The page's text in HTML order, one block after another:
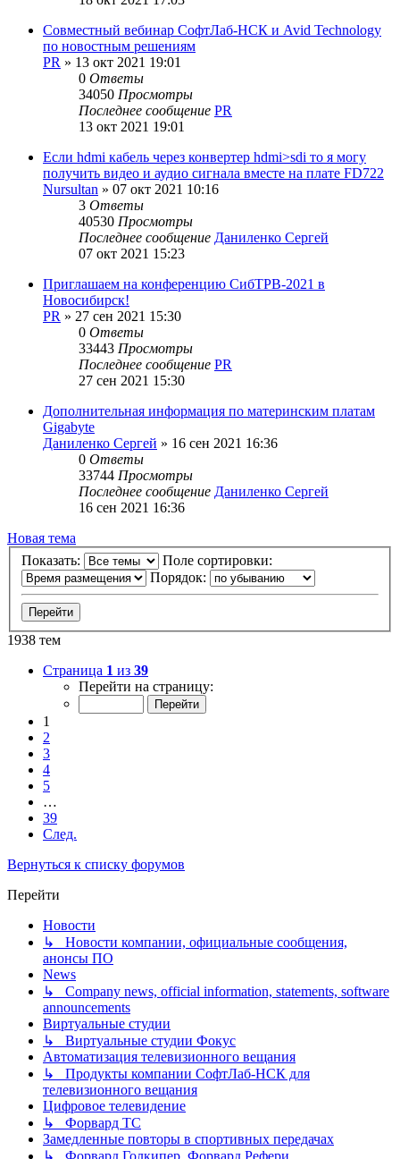
Совместный вебинар СофтЛаб-НСК и Avid Technology
по новостным решениям
PR » 13 окт 2021 19:01
0 Ответы
34050 Просмотры
Последнее сообщение PR
13 окт 2021 19:01
Если hdmi кабель через конвертер hdmi>sdi то я могу
получить видео и аудио сигнала вместе на плате FD722
Nursultan » 07 окт 2021 10:16
3 Ответы
40530 Просмотры
Последнее сообщение Даниленко Сергей
07 окт 2021 15:23
Приглашаем на конференцию СибТРВ-2021 в
Новосибирск!
PR » 27 сен 2021 15:30
0 Ответы
33443 Просмотры
Последнее сообщение PR
27 сен 2021 15:30
Дополнительная информация по материнским платам
Gigabyte
Даниленко Сергей » 16 сен 2021 16:36
0 Ответы
33744 Просмотры
Последнее сообщение Даниленко Сергей
16 сен 2021 16:36
Новая тема
Показать:
Поле сортировки:
Порядок:
1938 тем
Страница 1 из 39
Перейти на страницу:
1
2
3
4
5
…
39
След.
Вернуться к списку форумов
Перейти
Новости
↳ Новости компании, официальные сообщения,
анонсы ПО
News
↳ Company news, official information, statements, software
announcements
Виртуальные студии
↳ Виртуальные студии Фокус
Автоматизация телевизионного вещания
↳ Продукты компании СофтЛаб-НСК для
телевизионного вещания
Цифровое телевидение
↳ Форвард ТС
Замедленные повторы в спортивных передачах